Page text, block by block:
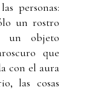
personas:
un rostro
un objeto
que
con el aura
las cosas